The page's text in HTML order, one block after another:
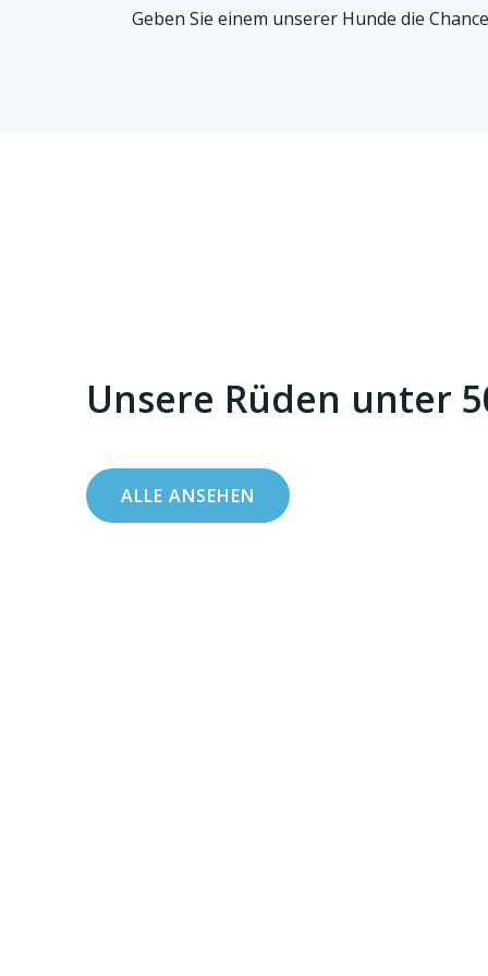
Geben Sie einem unserer Hunde die
Unsere Rüden unter
ALLE ANSEHEN